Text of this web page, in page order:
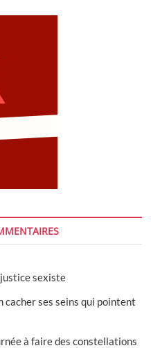
sexiste
cacher ses seins qui pointent
à faire des constellations